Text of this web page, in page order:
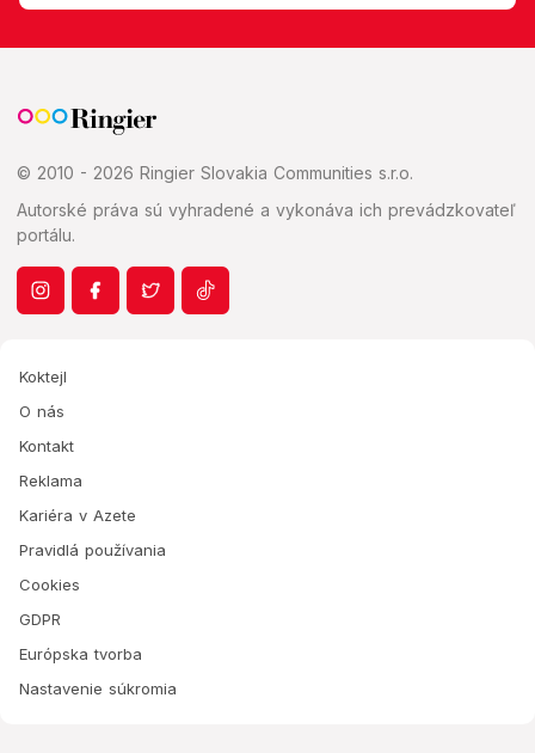
© 2010 - 2026 Ringier Slovakia Communities s.r.o.
Autorské práva sú vyhradené a vykonáva ich prevádzkovateľ
portálu.
Koktejl
O nás
Kontakt
Reklama
Kariéra v Azete
Pravidlá používania
Cookies
GDPR
Európska tvorba
Nastavenie súkromia